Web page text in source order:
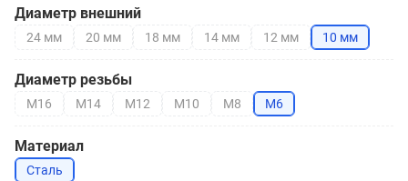
Диаметр внешний
24 мм 20 мм 18 мм 14 мм 12 мм 10 мм
Диаметр резьбы
М16 М14 М12 М10 М8 М6
Материал
Сталь